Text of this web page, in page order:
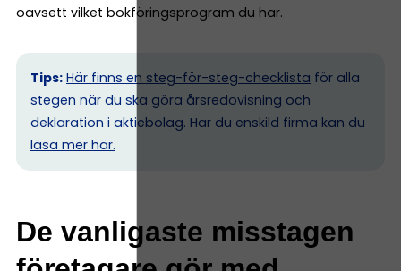
oavsett vilket bokföringsprogram du har.
Tips: Här finns en steg-för-steg-checklista för alla
stegen när du ska göra årsredovisning och
deklaration i aktiebolag. Har du enskild firma kan du
läsa mer här.
De vanligaste misstagen